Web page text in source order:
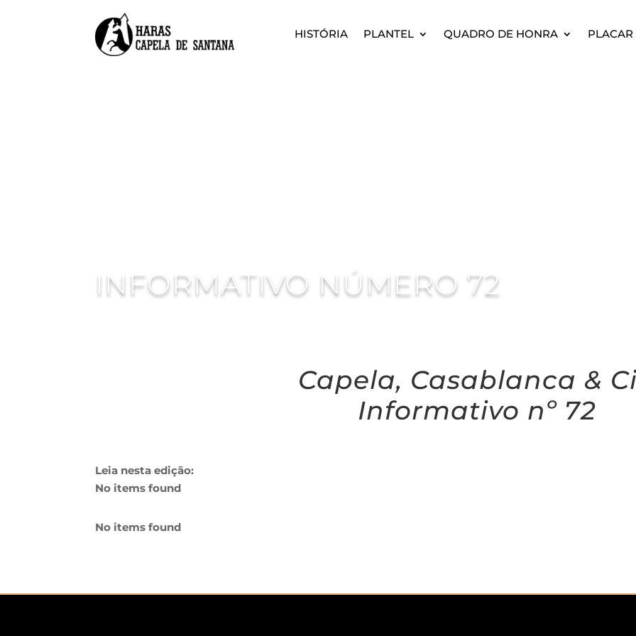
HISTÓRIA PLANTEL QUADRO DE HONRA
INFORMATIVO NÚMERO 72
Capela, Casablanca &
Informativo nº 72
Leia nesta edição:
No items found
No items found